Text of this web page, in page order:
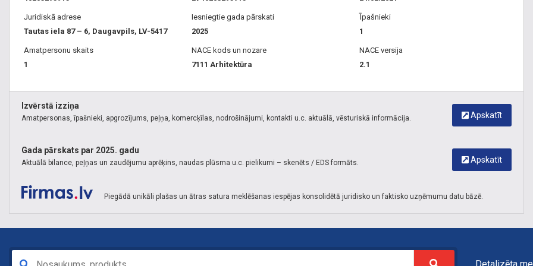
Juridiskā adrese
Tautas iela 87 – 6, Daugavpils, LV-5417
Iesniegtie gada pārskati
2025
Īpašnieki
1
Amatpersonu skaits
1
NACE kods un nozare
7111 Arhitektūra
NACE versija
2.1
Apskatīt
Izvērstā izziņa
Amatpersonas, īpašnieki, apgrozījums, peļņa, komercķīlas, nodrošinājumi, kontakti u.c. aktuālā, vēsturiskā informācija.
Apskatīt
Gada pārskats par 2025. gadu
Aktuālā bilance, peļņas un zaudējumu aprēķins, naudas plūsma u.c. pielikumi – skenēts / EDS formāts.
Piegādā unikāli plašas un ātras satura meklēšanas iespējas konsolidētā juridisko un faktisko uzņēmumu datu bāzē.